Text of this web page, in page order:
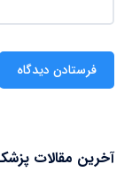
آخرین مقالات